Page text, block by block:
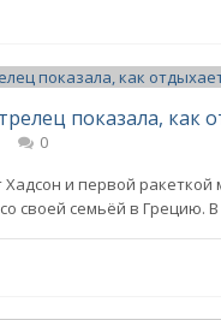
показала, как
0
Хадсон и первой
своей семьёй в Грецию.